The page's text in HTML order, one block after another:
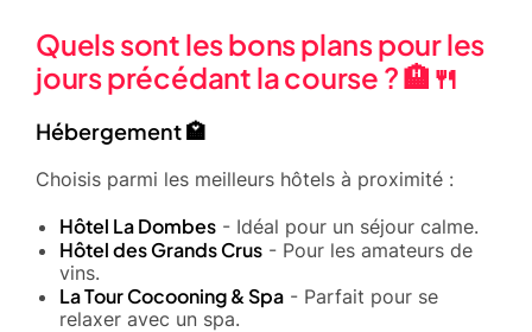
Quels sont les bons plans pour les
jours précédant la course ? 🏨🍴
Hébergement 🏩
Choisis parmi les meilleurs hôtels à proximité :
Hôtel La Dombes - Idéal pour un séjour calme.
Hôtel des Grands Crus - Pour les amateurs de
vins.
La Tour Cocooning & Spa - Parfait pour se
relaxer avec un spa.